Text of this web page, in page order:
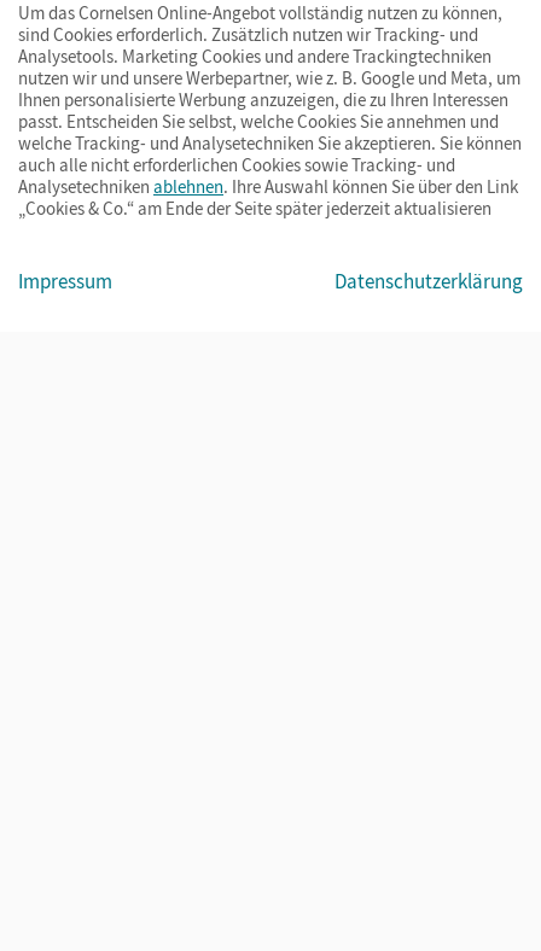
© Cornelsen Verlag 2026
ImpressumAGBDatenschutzBarrierefreiheitCookies & Co.
Um das Cornelsen Online-Angebot vollständig nutzen zu können,
sind Cookies erforderlich. Zusätzlich nutzen wir Tracking- und
Analysetools. Marketing Cookies und andere Trackingtechniken
nutzen wir und unsere Werbepartner, wie z. B. Google und Meta, um
Ihnen personalisierte Werbung anzuzeigen, die zu Ihren Interessen
passt. Entscheiden Sie selbst, welche Cookies Sie annehmen und
welche Tracking- und Analysetechniken Sie akzeptieren. Sie können
auch alle nicht erforderlichen Cookies sowie Tracking- und
Analysetechniken ablehnen. Ihre Auswahl können Sie über den Link
„Cookies & Co.“ am Ende der Seite später jederzeit aktualisieren
Impressum Datenschutzerklärung